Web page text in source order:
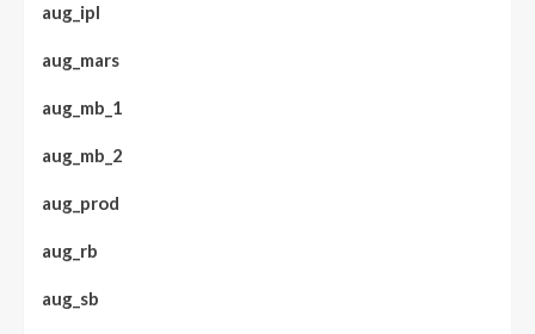
aug_ipl
aug_mars
aug_mb_1
aug_mb_2
aug_prod
aug_rb
aug_sb